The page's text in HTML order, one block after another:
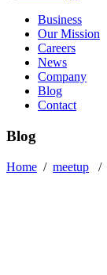
Business
Our Mission
Careers
News
Company
Blog
Contact
Blog
Home / meetup /